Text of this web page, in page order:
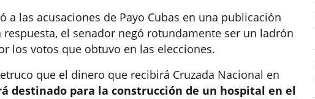
a las acusaciones de Payo Cubas en una publicación
el senador negó rotundamente ser un ladrón
los votos que obtuvo en las elecciones.
que el dinero que recibirá Cruzada Nacional en
destinado para la construcción de un hospital en el